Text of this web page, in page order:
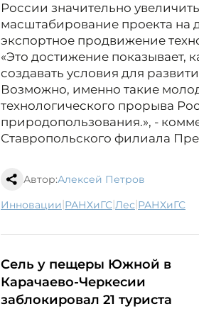
России значительно
масштабирование проекта на
экспортное продвижение
«Это достижение показывает,
создавать условия для
Возможно, именно такие
технологического прорыва
природопользования.», -
Ставропольского филиала
Автор:Алексей Петров
инновации| РАНХиГС| лес| РАНХиГС
Сель у пещеры Южной в
Карачаево-Черкесии
заблокировал 21 туриста